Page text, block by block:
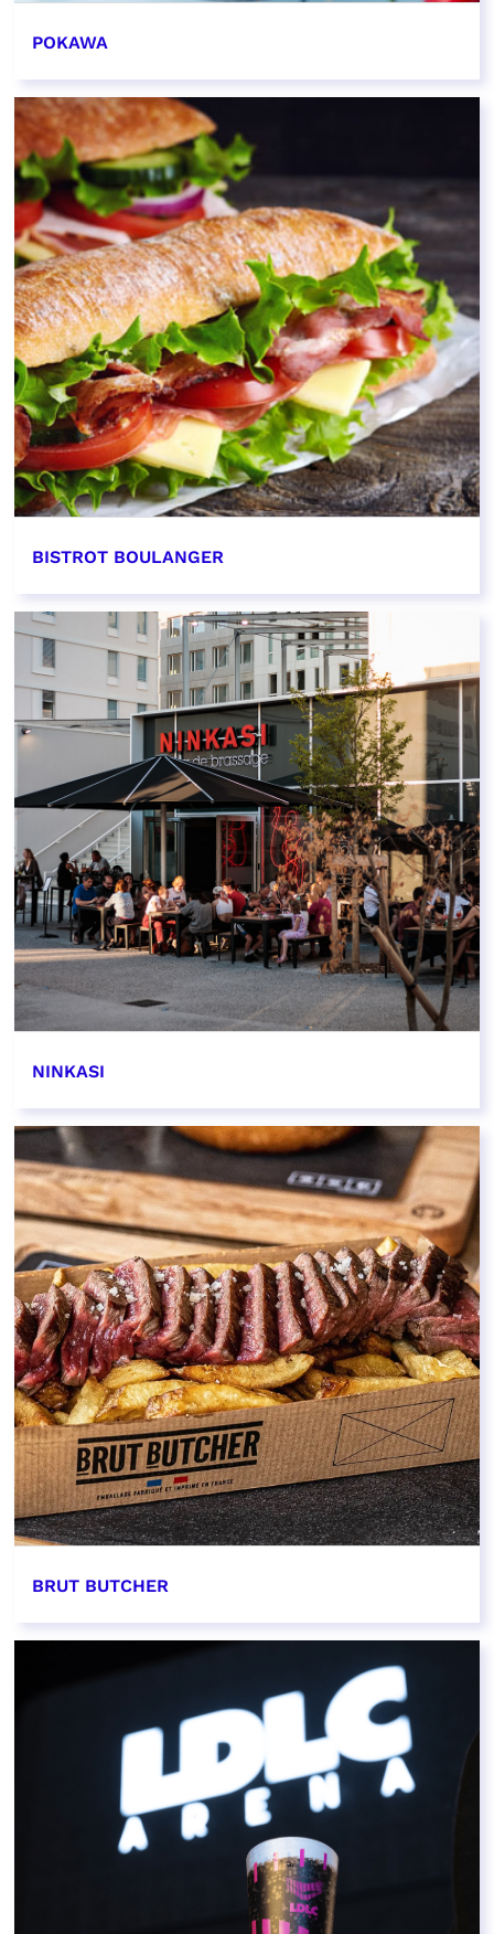
POKAWA
EN SAVOIR PLUS
BISTROT BOULANGER
EN SAVOIR PLUS
NINKASI
EN SAVOIR PLUS
BRUT BUTCHER